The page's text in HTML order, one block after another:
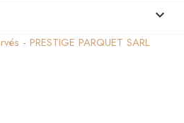
keyboard_arrow_down
- PRESTIGE PARQUET SARL